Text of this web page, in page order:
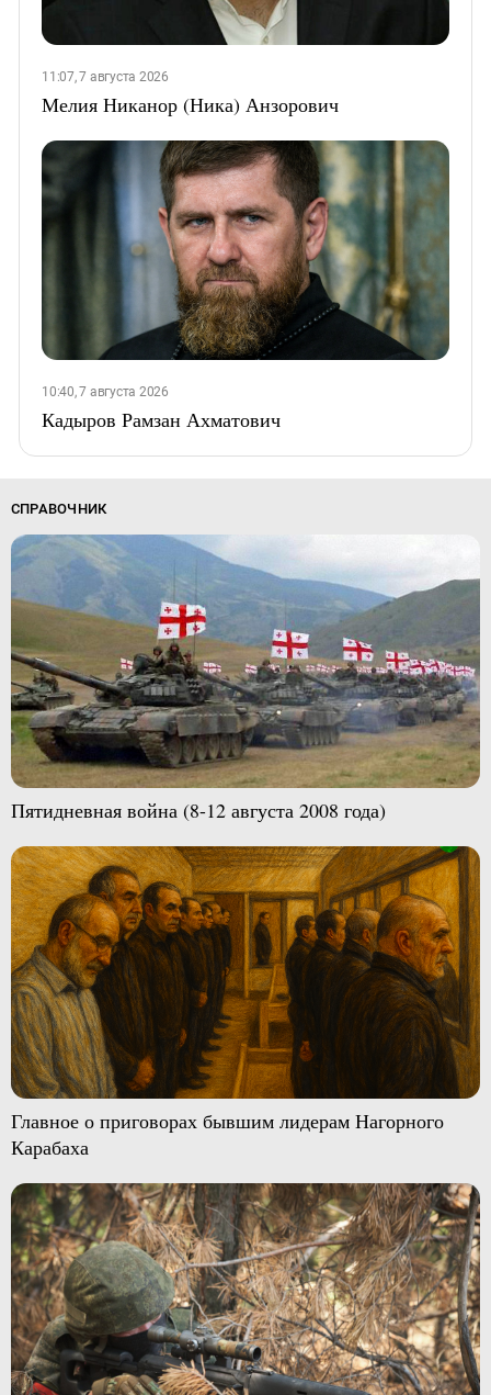
11:07, 7 августа 2026
Мелия Никанор (Ника) Анзорович
10:40, 7 августа 2026
Кадыров Рамзан Ахматович
СПРАВОЧНИК
Пятидневная война (8-12 августа 2008 года)
Главное о приговорах бывшим лидерам Нагорного
Карабаха